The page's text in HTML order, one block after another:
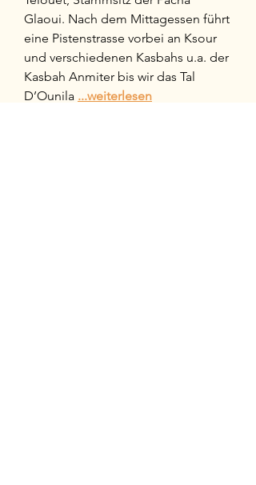
Glaoui. Nach dem Mittagessen führt
eine Pistenstrasse vorbei an Ksour
und verschiedenen Kasbahs u.a. der
Kasbah Anmiter bis wir das Tal
D’Ounila ...weiterlesen